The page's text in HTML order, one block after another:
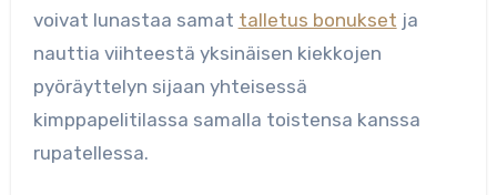
voivat lunastaa samat talletus bonukset ja
nauttia viihteestä yksinäisen kiekkojen
pyöräyttelyn sijaan yhteisessä
kimppapelitilassa samalla toistensa kanssa
rupatellessa.